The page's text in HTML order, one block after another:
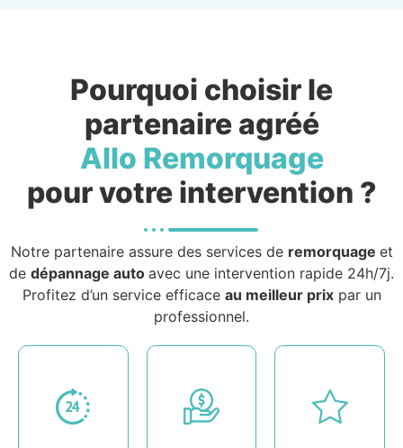
Pourquoi choisir le
partenaire agréé
Allo Remorquage
pour votre intervention ?
Notre partenaire assure des services de remorquage et
de dépannage auto avec une intervention rapide 24h/7j.
Profitez d’un service efficace au meilleur prixpar un
professionnel.